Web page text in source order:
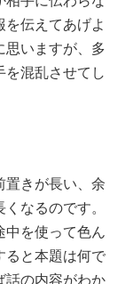
を伝えてあげよ
思いますが、多
を混乱させてし
置きが長い、余
なるのです。
中を使って色ん
ると本題は何で
話の内容がわか